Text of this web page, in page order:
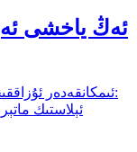
ئەڭ ياخشى